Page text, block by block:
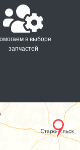
в выборе
запчастей